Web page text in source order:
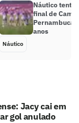
Náutico tenta
final de
anos
Náutico
Jacy cai em
gol anulado